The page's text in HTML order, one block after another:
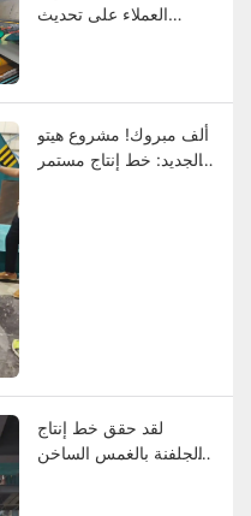
العملاء على تحديث
ألف مبروك! مشروع هيتو
الجديد: خط إنتاج مستمر
لقد حقق خط إنتاج
الجلفنة بالغمس الساخن